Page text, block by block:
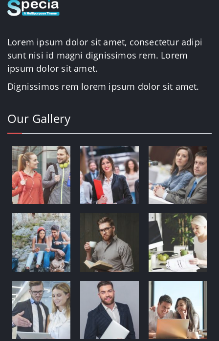
Lorem ipsum dolor sit amet, consectetur adipi
sunt nisi id magni dignissimos rem. Lorem
ipsum dolor sit amet.
Dignissimos rem lorem ipsum dolor sit amet.
Our Gallery